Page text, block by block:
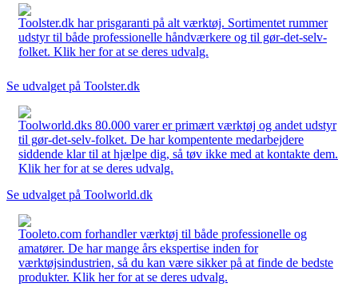
Toolster.dk har prisgaranti på alt værktøj. Sortimentet rummer
udstyr til både professionelle håndværkere og til gør-det-selv-
folket. Klik her for at se deres udvalg.
Se udvalget på Toolster.dk
Toolworld.dks 80.000 varer er primært værktøj og andet udstyr
til gør-det-selv-folket. De har kompentente medarbejdere
siddende klar til at hjælpe dig, så tøv ikke med at kontakte dem.
Klik her for at se deres udvalg.
Se udvalget på Toolworld.dk
Tooleto.com forhandler værktøj til både professionelle og
amatører. De har mange års ekspertise inden for
værktøjsindustrien, så du kan være sikker på at finde de bedste
produkter. Klik her for at se deres udvalg.